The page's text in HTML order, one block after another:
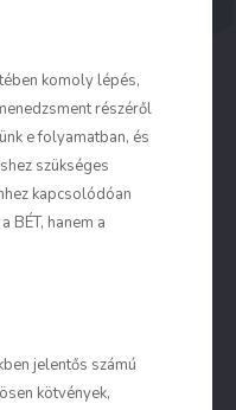
komoly lépés,
részéről
e folyamatban, és
szükséges
kapcsolódóan
BÉT, hanem a
jelentős számú
kötvények,